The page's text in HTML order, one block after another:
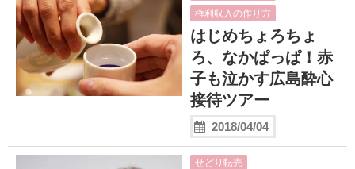
権利収入の作り方
はじめちょろちょ
ろ、なかぱっぱ！赤
子も泣かす広島酔心
接待ツアー
2018/04/04
せどり転売